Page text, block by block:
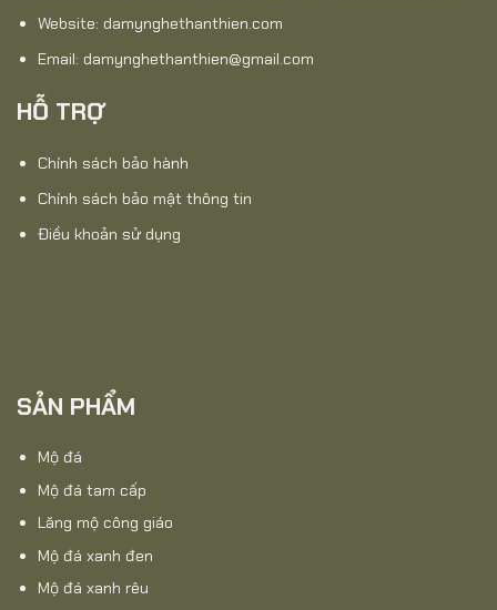
Website: damynghethanthien.com
Email: damynghethanthien@gmail.com
HỖ TRỢ
Chính sách bảo hành
Chính sách bảo mật thông tin
Điều khoản sử dụng
SẢN PHẨM
Mộ đá
Mộ đá tam cấp
Lăng mộ công giáo
Mộ đá xanh đen
Mộ đá xanh rêu